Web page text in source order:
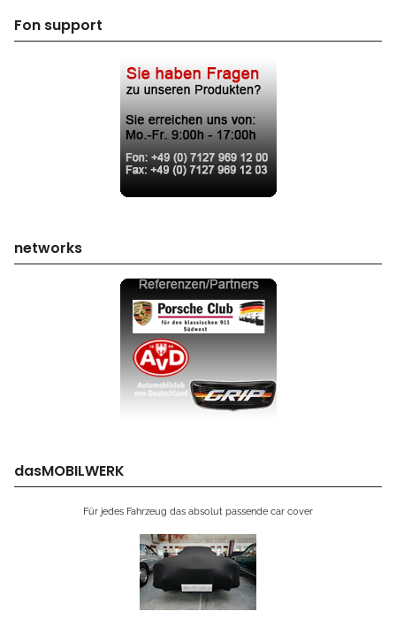
Fon support
networks
dasMOBILWERK
Für jedes Fahrzeug das absolut passende car cover